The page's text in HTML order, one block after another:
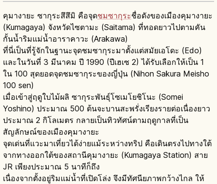
คุมางายะ ซากุระสึสึมิ คือจุดชมซากุระชื่อดังของเมืองคุมางายะ
(Kumagaya) จังหวัดไซตามะ (Saitama) ที่ทอดยาวไปตามคัน
กั้นน้ำริมแม่น้ำอาราคาวะ (Arakawa)
ที่นี่เป็นที่รู้จักในฐานะจุดชมซากุระมาตั้งแต่สมัยเอโดะ (Edo)
และในวันที่ 3 มีนาคม ปี 1990 (ปีเฮเซ 2) ได้รับเลือกให้เป็น 1
ใน 100 สุดยอดจุดชมซากุระของญี่ปุ่น (Nihon Sakura Meisho
100 sen)
เมื่อเข้าสู่ฤดูใบไม้ผลิ ซากุระพันธุ์โซเมโยชิโนะ (Somei
Yoshino) ประมาณ 500 ต้นจะบานสะพรั่งเรียงรายต่อเนื่องยาว
ประมาณ 2 กิโลเมตร กลายเป็นทิวทัศน์ตามฤดูกาลที่เป็น
สัญลักษณ์ของเมืองคุมางายะ
จุดเด่นที่แวะมาเที่ยวได้ง่ายแม้ระหว่างทริป คือเดินตรงไปทางใต้
จากทางออกใต้ของสถานีคุมางายะ (Kumagaya Station) สาย
JR เพียงประมาณ 5 นาทีก็ถึง
เนื่องจากตั้งอยู่ริมแม่น้ำที่เปิดโล่ง จึงมีทัศนียภาพกว้างไกล ให้